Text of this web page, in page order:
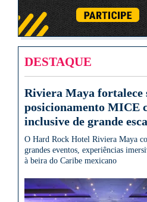
DESTAQUE
Riviera Maya fortalece
posicionamento MICE
inclusive de grande
O Hard Rock Hotel Riviera Maya
grandes eventos, experiências
à beira do Caribe mexicano